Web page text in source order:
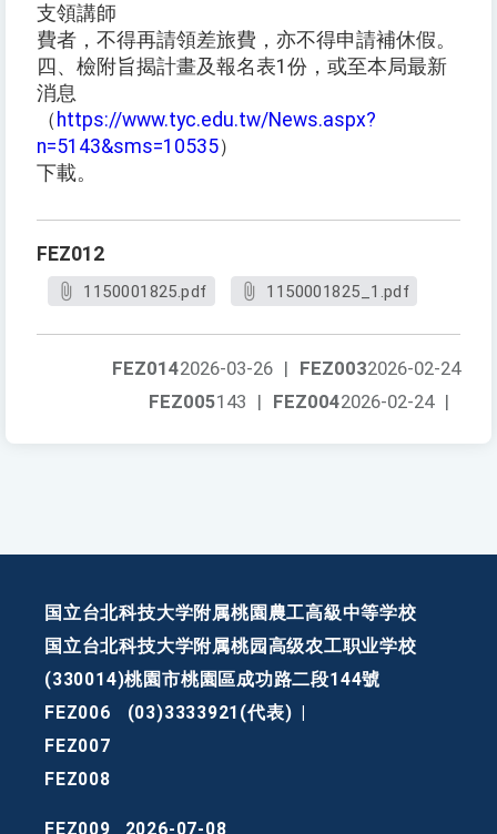
支領講師
費者，不得再請領差旅費，亦不得申請補休假。
四、檢附旨揭計畫及報名表1份，或至本局最新
消息
（ https://www.tyc.edu.tw/News.aspx?
n=5143&sms=10535）
下載。
FEZ012
1150001825.pdf 1150001825_1.pdf
FEZ0032026-02-24
FEZ0142026-03-26 |
FEZ0042026-02-24 |
FEZ005143 |
国立台北科技大学附属桃園農工高級中等学校
国立台北科技大学附属桃园高级农工职业学校
(330014)桃園市桃園區成功路二段144號
FEZ006
(03)3333921(代表)
FEZ007
FEZ008
FEZ009 2026-07-08